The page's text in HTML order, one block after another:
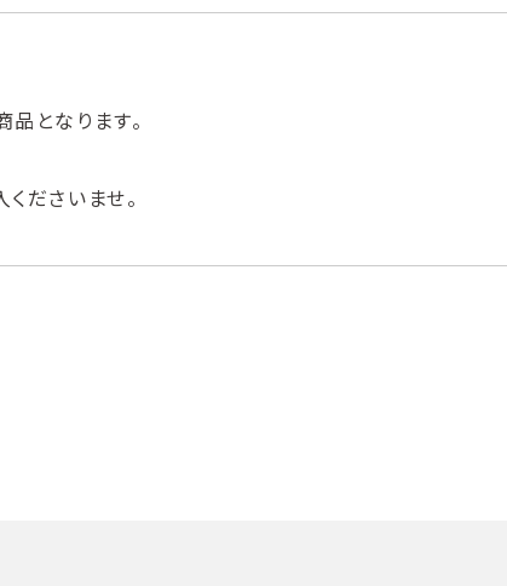
となります。
ださいませ。